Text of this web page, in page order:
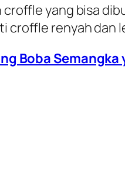
yang bisa
croffle renyah dan
Boba Semangka